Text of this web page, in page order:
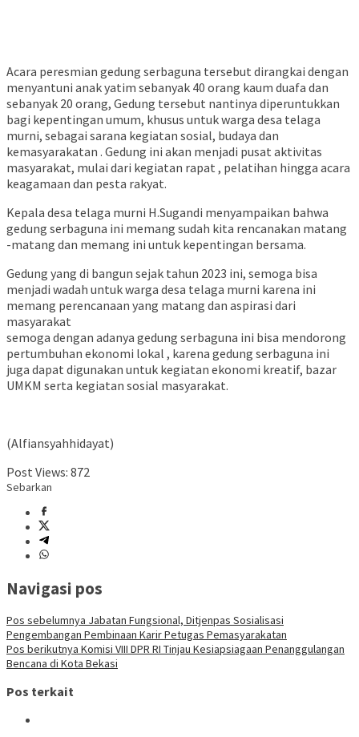
Acara peresmian gedung serbaguna tersebut dirangkai dengan
menyantuni anak yatim sebanyak 40 orang kaum duafa dan
sebanyak 20 orang, Gedung tersebut nantinya diperuntukkan
bagi kepentingan umum, khusus untuk warga desa telaga
murni, sebagai sarana kegiatan sosial, budaya dan
kemasyarakatan . Gedung ini akan menjadi pusat aktivitas
masyarakat, mulai dari kegiatan rapat , pelatihan hingga acara
keagamaan dan pesta rakyat.
Kepala desa telaga murni H.Sugandi menyampaikan bahwa
gedung serbaguna ini memang sudah kita rencanakan matang
-matang dan memang ini untuk kepentingan bersama.
Gedung yang di bangun sejak tahun 2023 ini, semoga bisa
menjadi wadah untuk warga desa telaga murni karena ini
memang perencanaan yang matang dan aspirasi dari
masyarakat
semoga dengan adanya gedung serbaguna ini bisa mendorong
pertumbuhan ekonomi lokal , karena gedung serbaguna ini
juga dapat digunakan untuk kegiatan ekonomi kreatif, bazar
UMKM serta kegiatan sosial masyarakat.
(Alfiansyahhidayat)
Post Views: 872
Sebarkan
Navigasi pos
Pos sebelumnya Jabatan Fungsional, Ditjenpas Sosialisasi
Pengembangan Pembinaan Karir Petugas Pemasyarakatan
Pos berikutnya Komisi VIII DPR RI Tinjau Kesiapsiagaan Penanggulangan
Bencana di Kota Bekasi
Pos terkait